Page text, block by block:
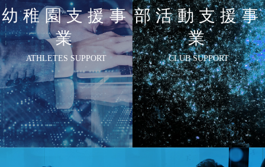
幼稚園支援事
業
ATHLETES SUPPORT
部活動支援事
業
CLUB SUPPORT